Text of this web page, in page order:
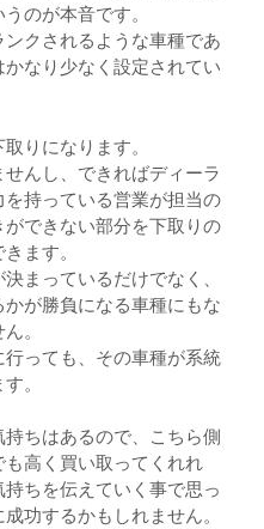
のが本音です。
クされるような車種であ
なり少なく設定されてい
りになります。
んし、できればディーラ
持っている営業が担当の
できない部分を下取りの
ます。
まっているだけでなく、
が勝負になる車種にもな
。
っても、その車種が系統
。
ちはあるので、こちら側
高く買い取ってくれれ
ちを伝えていく事で思っ
功するかもしれません。